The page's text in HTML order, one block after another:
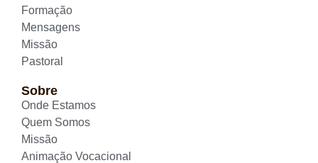
Formação
Mensagens
Missão
Pastoral
Sobre
Onde Estamos
Quem Somos
Missão
Animação Vocacional